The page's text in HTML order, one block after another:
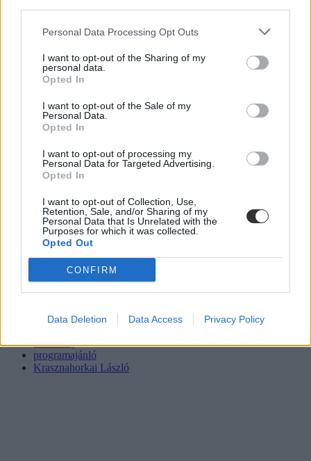
Personal Data Processing Opt Outs
I want to opt-out of the Sharing of my
personal data.
Opted In
I want to opt-out of the Sale of my
Personal Data.
Opted In
I want to opt-out of processing my
Personal Data for Targeted Advertising.
Opted In
I want to opt-out of Collection, Use,
Retention, Sale, and/or Sharing of my
Personal Data that Is Unrelated with the
Purposes for which it was collected.
Opted Out
CONFIRM
Data Deletion Data Access Privacy Policy
(Nyitókép forrása: Krasznahorkai László - Facebook)
Nobel-díj
programajánló
Krasznahorkai László